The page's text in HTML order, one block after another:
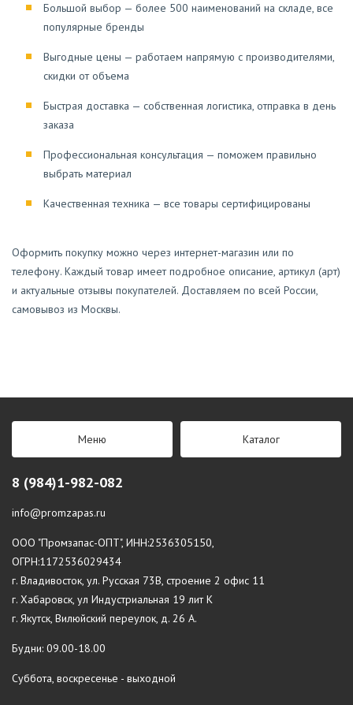
Большой выбор — более 500 наименований на складе, все
популярные бренды
Выгодные цены — работаем напрямую с производителями,
скидки от объема
Быстрая доставка — собственная логистика, отправка в день
заказа
Профессиональная консультация — поможем правильно
выбрать материал
Качественная техника — все товары сертифицированы
Оформить покупку можно через интернет-магазин или по
телефону. Каждый товар имеет подробное описание, артикул (арт)
и актуальные отзывы покупателей. Доставляем по всей России,
самовывоз из Москвы.
Меню Каталог
8 (984)1-982-082
info@promzapas.ru
ООО "Промзапас-ОПТ", ИНН:2536305150,
ОГРН:1172536029434
г. Владивосток, ул. Русская 73В, строение 2 офис 11
г. Хабаровск, ул Индустриальная 19 лит К
г. Якутск, Вилюйский переулок, д. 26 А.
Будни: 09.00-18.00
Суббота, воскресенье - выходной